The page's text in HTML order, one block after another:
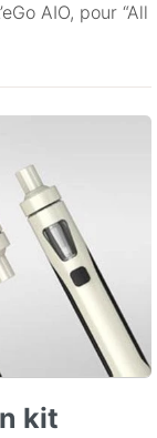
AIO, pour “All
kit